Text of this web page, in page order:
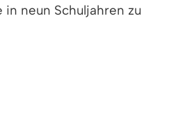
in neun Schuljahren zu